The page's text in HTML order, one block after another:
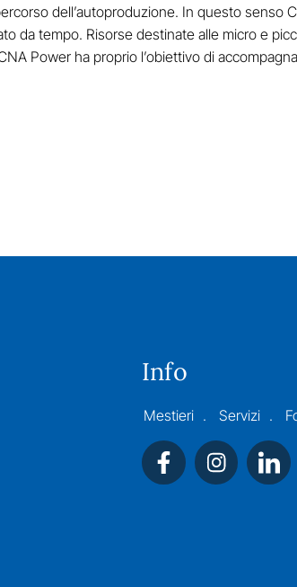
dell’autoproduzione. In questo senso
da tempo. Risorse destinate alle micro e
Power ha proprio l’obiettivo di
Info
Mestieri Servizi